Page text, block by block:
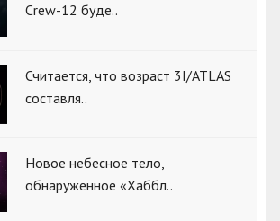
Crew-12 буде..
Считается, что возраст 3I/ATLAS
составля..
Новое небесное тело,
обнаруженное «Хаббл..